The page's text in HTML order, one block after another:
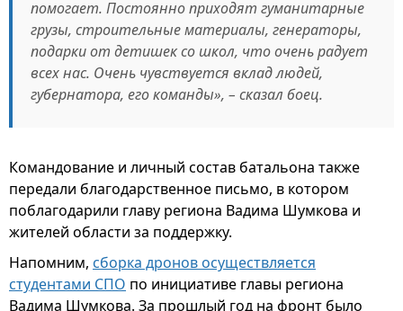
помогает. Постоянно приходят гуманитарные
грузы, строительные материалы, генераторы,
подарки от детишек со школ, что очень радует
всех нас. Очень чувствуется вклад людей,
губернатора, его команды», – сказал боец.
Командование и личный состав батальона также
передали благодарственное письмо, в котором
поблагодарили главу региона Вадима Шумкова и
жителей области за поддержку.
Напомним, сборка дронов осуществляется
студентами СПО по инициативе главы региона
Вадима Шумкова. За прошлый год на фронт было